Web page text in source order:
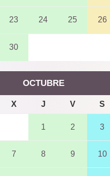
23 24 25 26
30
OCTUBRE
X J V S
1 2 3
7 8 9 10